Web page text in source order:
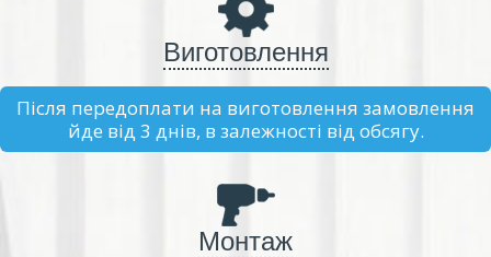
Виготовлення
Після передоплати на виготовлення замовлення
йде від 3 днів, в залежності від обсягу.
Монтаж